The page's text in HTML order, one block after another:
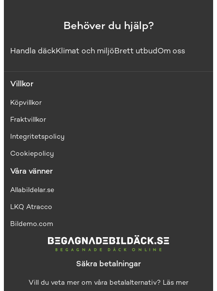
Behöver du hjälp?
Handla däckKlimat och miljöBrett utbudOm oss
Villkor
Köpvillkor
Fraktvillkor
Integritetspolicy
Cookiepolicy
Våra vänner
Allabildelar.se
LKQ Atracco
Bildemo.com
Säkra betalningar
Vill du veta mer om våra betalalternativ? Läs mer